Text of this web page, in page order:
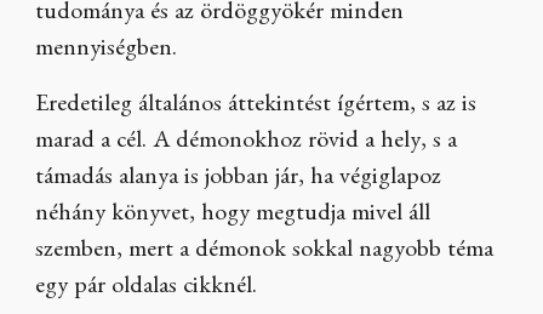
tudománya és az ördöggyökér minden
mennyiségben.
Eredetileg általános áttekintést ígértem, s az is
marad a cél. A démonokhoz rövid a hely, s a
támadás alanya is jobban jár, ha végiglapoz
néhány könyvet, hogy megtudja mivel áll
szemben, mert a démonok sokkal nagyobb téma
egy pár oldalas cikknél.